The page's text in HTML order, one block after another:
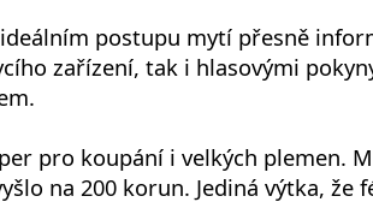
postupu mytí přesně
zařízení, tak i hlasovými
pro koupání i velkých plemen.
na 200 korun. Jediná výtka, že